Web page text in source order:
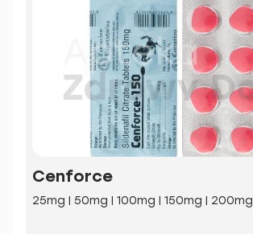
Cenforce
25mg | 50mg | 100mg | 150mg | 200mg